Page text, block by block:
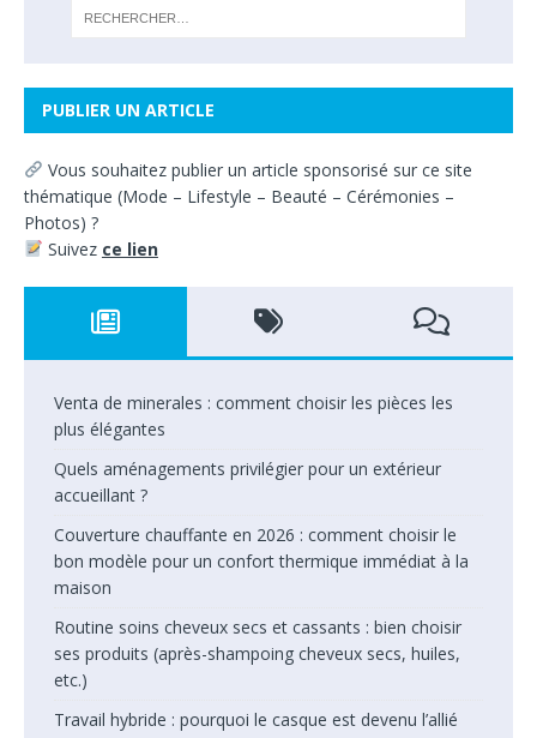
PUBLIER UN ARTICLE
Vous souhaitez publier un article sponsorisé sur ce site
thématique (Mode – Lifestyle – Beauté – Cérémonies –
Photos) ?
Suivez ce lien
Venta de minerales : comment choisir les pièces les
plus élégantes
Quels aménagements privilégier pour un extérieur
accueillant ?
Couverture chauffante en 2026 : comment choisir le
bon modèle pour un confort thermique immédiat à la
maison
Routine soins cheveux secs et cassants : bien choisir
ses produits (après-shampoing cheveux secs, huiles,
etc.)
Travail hybride : pourquoi le casque est devenu l’allié